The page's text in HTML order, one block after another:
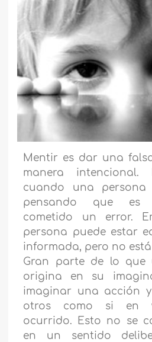
Mentir es dar una
manera
cuando una
pensando que es
cometido un error.
persona puede estar
informada, pero no
Gran parte de lo que
origina en su
imaginar una acción
otros como si en
ocurrido. Esto no se
en un sentido